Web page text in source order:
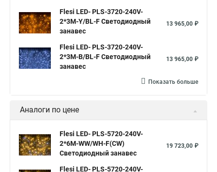
Flesi LED- PLS-3720-240V-
2*3М-Y/BL-F Светодиодный
занавес
13 965,00 ₽
Flesi LED- PLS-3720-240V-
2*3М-B/BL-F Светодиодный
занавес
13 965,00 ₽
Показать больше
Аналоги по цене
Flesi LED- PLS-5720-240V-
2*6М-WW/WH-F(CW)
Светодиодный занавес
19 723,00 ₽
Flesi LED- PLS-5720-240V-